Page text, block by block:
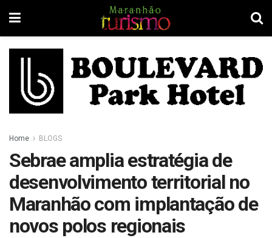
Home BLOGS
Sebrae amplia estratégia de
desenvolvimento territorial no
Maranhão com implantação de
novos polos regionais